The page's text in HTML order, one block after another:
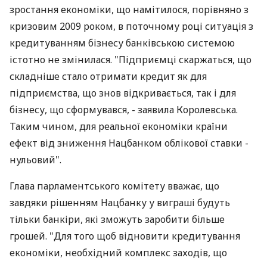
зростання економіки, що намітилося, порівняно з
кризовим 2009 роком, в поточному році ситуація з
кредитуванням бізнесу банківською системою
істотно не змінилася. "Підприємці скаржаться, що
складніше стало отримати кредит як для
підприємства, що знов відкривається, так і для
бізнесу, що сформувався, - заявила Королевська.
Таким чином, для реальної економіки країни
ефект від зниження Нацбанком облікової ставки -
нульовий".
Глава парламентського комітету вважає, що
завдяки рішенням Нацбанку у виграші будуть
тільки банкіри, які зможуть заробити більше
грошей. "Для того щоб відновити кредитування
економіки, необхідний комплекс заходів, що